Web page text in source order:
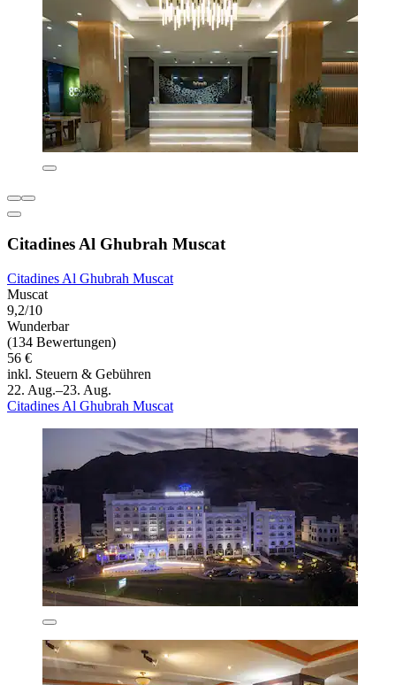
Citadines Al Ghubrah Muscat
Citadines Al Ghubrah Muscat
Muscat
9,2/10
Wunderbar
(134 Bewertungen)
56 €
inkl. Steuern & Gebühren
22. Aug.–23. Aug.
Citadines Al Ghubrah Muscat